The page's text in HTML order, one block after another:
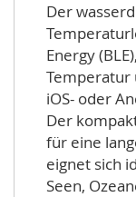
Der
Energy
Temperatur
iOS- oder
Der
für eine
eignet sich
Seen,